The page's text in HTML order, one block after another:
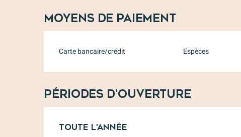
Moyens de paiement
Carte bancaire/crédit Espèces
Périodes d'ouverture
Toute l'année
Toute l'année